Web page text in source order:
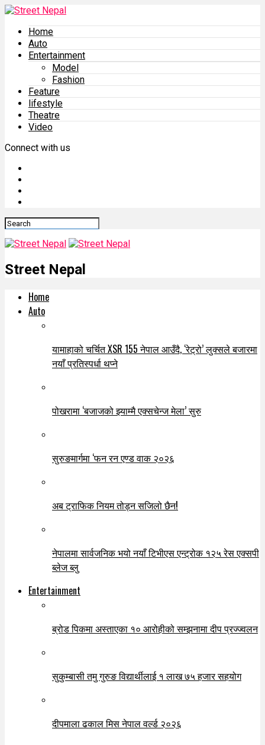
Home
Auto
Entertainment
Model
Fashion
Feature
lifestyle
Theatre
Video
Connect with us
Street Nepal
Home
Auto
यामाहाको चर्चित XSR 155 नेपाल आउँदै, ‘रेट्रो’ लुक्सले बजारमा
नयाँ प्रतिस्पर्धा थप्ने
पोखरामा ‘बजाजको झ्याम्मै एक्सचेन्ज मेला’ सुरु
सुरुङमार्गमा ‘फन रन एण्ड वाक २०२६
अब ट्राफिक नियम तोड्न सजिलो छैन!
नेपालमा सार्वजनिक भयो नयाँ टिभीएस एन्ट्रोक १२५ रेस एक्सपी
ब्लेज ब्लु
Entertainment
ब्रोड पिकमा अस्ताएका १० आरोहीको सम्झनामा दीप प्रज्ज्वलन
सुकुम्बासी तमु गुरुङ विद्यार्थीलाई १ लाख ७५ हजार सहयोग
दीपमाला ढकाल मिस नेपाल वर्ल्ड २०२६